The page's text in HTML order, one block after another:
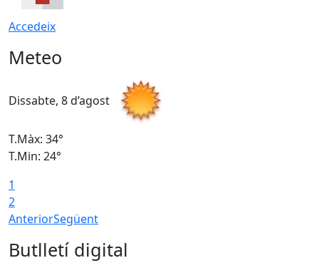
Accedeix
Meteo
Dissabte, 8 d’agost
T.Màx: 34°
T.Min: 24°
1
2
AnteriorSegüent
Butlletí digital